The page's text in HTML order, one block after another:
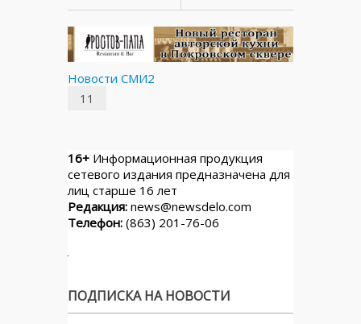
Новости СМИ2
11
16+ Информационная продукция
сетевого издания предназначена для
лиц старше 16 лет
Редакция: news@newsdelo.com
Телефон: (863) 201-76-06
ПОДПИСКА НА НОВОСТИ